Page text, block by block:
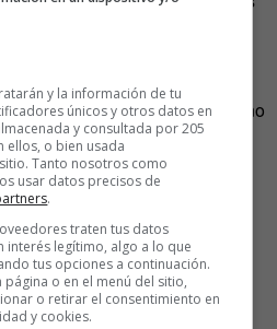
otra diosa de mi
no revelaré aquí, pero
Y ustedes dirán: «Eso no
pero decir «no» es un placer.
a ver algo de porno y a
y la información de tu
únicos y otros datos en
y consultada por 205
ellos, o bien usada
Tanto nosotros como
usar datos precisos de
.
traten tus datos
interés legítimo, algo a lo que
tus opciones a continuación.
o en el menú del sitio,
o retirar el consentimiento en
y cookies.